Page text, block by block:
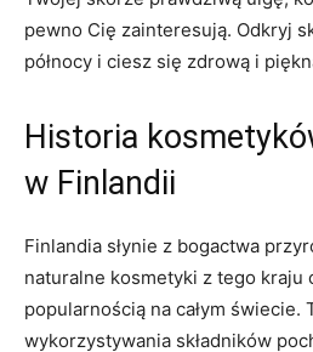
pewno⁣ Cię zainteresują. Odkryj
północy i ciesz się zdrową i
Historia
w Finlandii
Finlandia ‍słynie z bogactwa
naturalne kosmetyki‌ z tego kraju
popularnością⁢ na całym świecie.
wykorzystywania składników